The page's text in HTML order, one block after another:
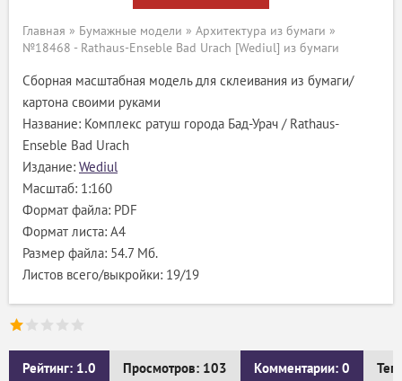
Главная » Бумажные модели » Архитектура из бумаги »
№18468 - Rathaus-Enseble Bad Urach [Wediul] из бумаги
Сборная масштабная модель для склеивания из бумаги/
картона своими руками
Название: Комплекс ратуш города Бад-Урач / Rathaus-
Enseble Bad Urach
Издание: Wediul
Масштаб: 1:160
Формат файла: PDF
Формат листа: А4
Размер файла: 54.7 Мб.
Листов всего/выкройки: 19/19
Рейтинг: 1.0 Просмотров: 103 Комментарии: 0